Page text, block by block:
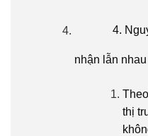
4.
nhận lẫn nhau
thị